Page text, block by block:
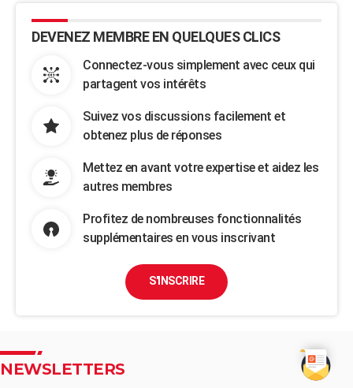
DEVENEZ MEMBRE EN QUELQUES CLICS
Connectez-vous simplement avec ceux qui
partagent vos intérêts
Suivez vos discussions facilement et
obtenez plus de réponses
Mettez en avant votre expertise et aidez les
autres membres
Profitez de nombreuses fonctionnalités
supplémentaires en vous inscrivant
S'INSCRIRE
NEWSLETTERS